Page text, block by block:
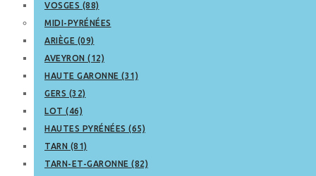
VOSGES (88)
MIDI-PYRÉNÉES
ARIÈGE (09)
AVEYRON (12)
HAUTE GARONNE (31)
GERS (32)
LOT (46)
HAUTES PYRÉNÉES (65)
TARN (81)
TARN-ET-GARONNE (82)